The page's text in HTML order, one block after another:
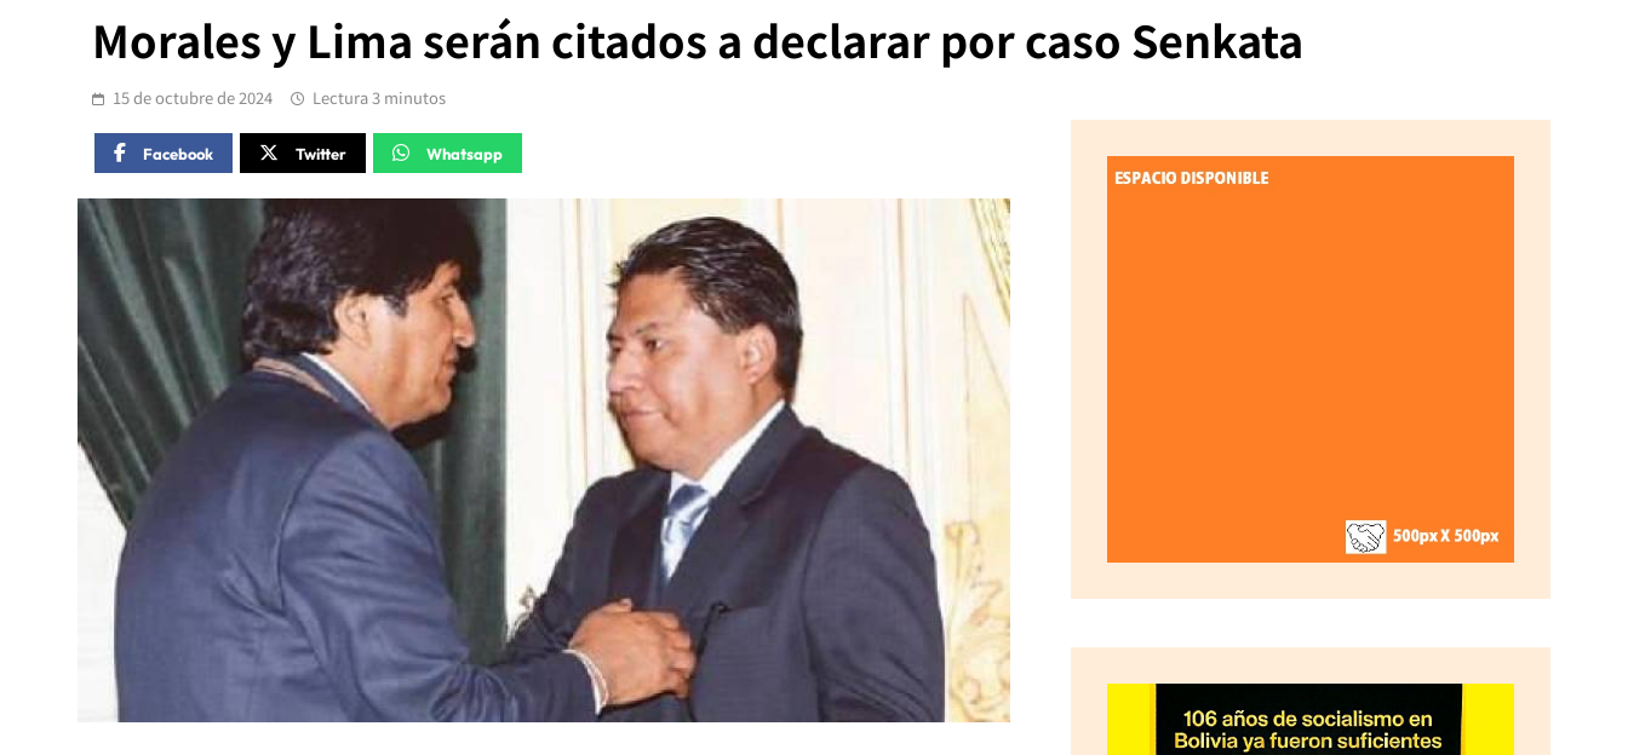
Morales y Lima serán citados a declarar por caso Senkata
15 de octubre de 2024 Lectura 3 minutos
Facebook Twitter Whatsapp